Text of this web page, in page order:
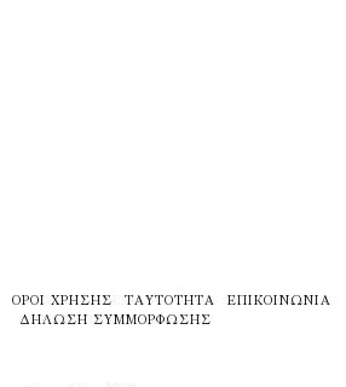
ΌΡΟΙ ΧΡΉΣΗΣ ΤΑΥΤΌΤΗΤΑ
ΕΠΙΚΟΙΝΩΝΊΑ
ΔΉΛΩΣΗ ΣΥΜΜΌΡΦΩΣΗΣ